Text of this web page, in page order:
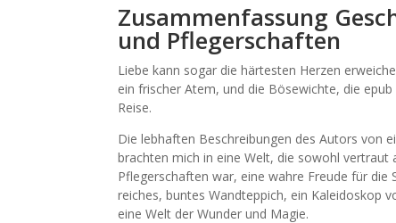
Zusammenfassung
und Pflegerschaften
Liebe kann sogar die härtesten Herzen
ein frischer Atem, und die Bösewichte, die
Reise.
Die lebhaften Beschreibungen des Autors von
brachten mich in eine Welt, die sowohl vertraut
Pflegerschaften war, eine wahre Freude für die
reiches, buntes Wandteppich, ein Kaleidoskop
eine Welt der Wunder und Magie.